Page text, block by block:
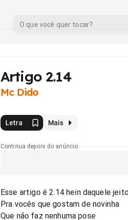
Artigo 2.14
Mc Dido
Letra Mais
Continua depois do anúncio
Esse artigo é 2.14 hein daquele
Pra vocês que gostam de novinha
Que não faz nenhuma pose